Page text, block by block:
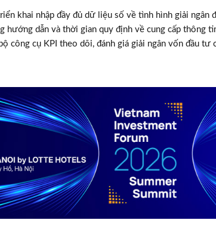
khai nhập đầy đủ dữ liệu số về tình hình giải
hướng dẫn và thời gian quy định về cung cấp thông
công cụ KPI theo dõi, đánh giá giải ngân vốn đầu tư